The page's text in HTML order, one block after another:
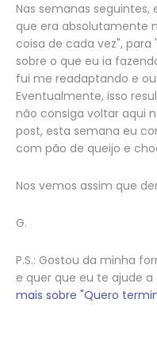
Nas semanas
que era absolutamente
coisa de cada vez",
sobre o que eu ia
fui me readaptando e
Eventualmente, isso
não consiga voltar aqui
post, esta semana eu
com pão de queijo e
Nos vemos assim que
G.
P.S.: Gostou da minha
e quer que eu te ajude
mais sobre "Quero